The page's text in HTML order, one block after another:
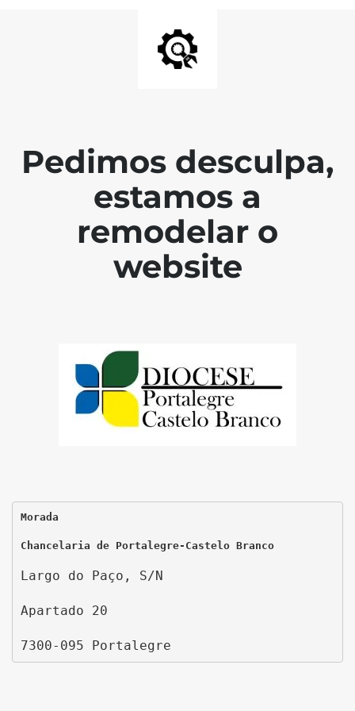
Pedimos desculpa,
estamos a
remodelar o
website
Morada
Chancelaria de Portalegre-Castelo Branco
Largo do Paço, S/N
Apartado 20
7300-095 Portalegre